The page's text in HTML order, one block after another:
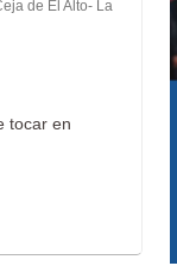
de El Alto- La
tocar en